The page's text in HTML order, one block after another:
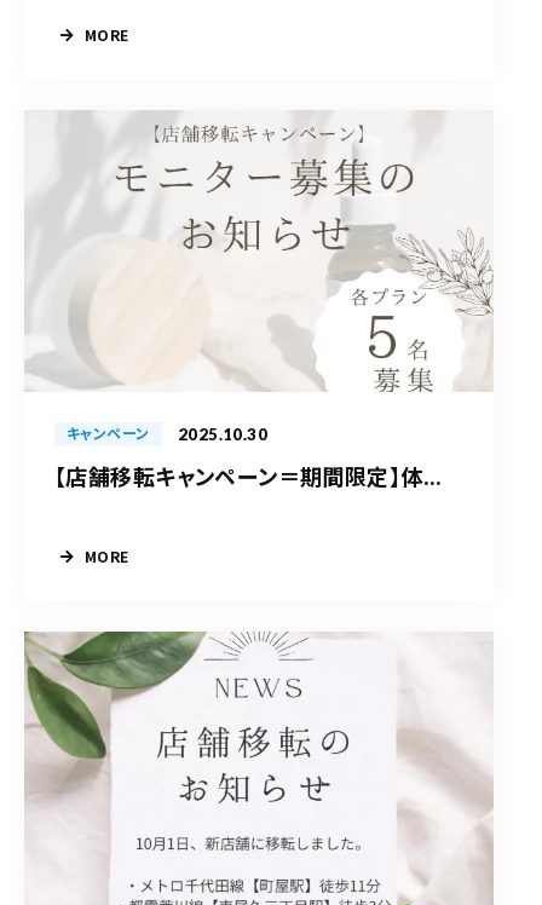
MORE
キャンペーン 2025.10.30
【店舗移転キャンペーン＝期間限定】体...
MORE